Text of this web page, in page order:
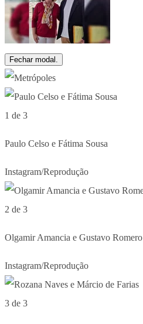
Fechar modal.
1 de 3
Paulo Celso e Fátima Sousa
Instagram/Reprodução
2 de 3
Olgamir Amancia e Gustavo Romero
Instagram/Reprodução
3 de 3